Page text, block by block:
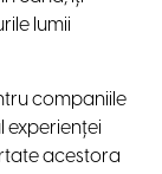
lumii
companiile
experienței
acestora